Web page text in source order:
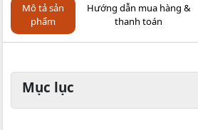
Mô tả sản
phẩm
Hướng dẫn mua hàng &
thanh toán
Mục lục